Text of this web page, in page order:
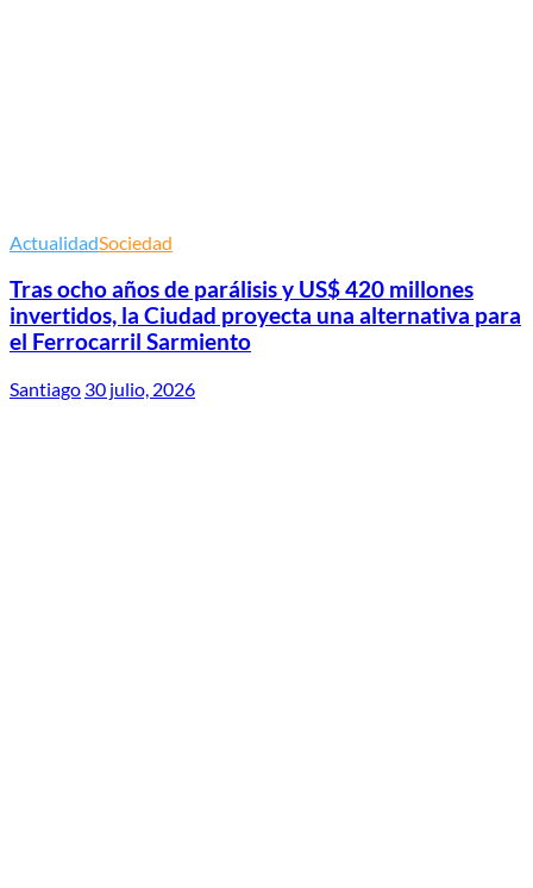
ActualidadSociedad
Tras ocho años de parálisis y US$ 420 millones
invertidos, la Ciudad proyecta una alternativa para
el Ferrocarril Sarmiento
Santiago 30 julio, 2026